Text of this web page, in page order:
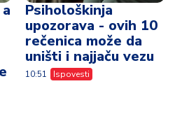
Psihološkinja
upozorava - ovih 10
rečenica može da
uništi i najjaču vezu
10:51 Ispovesti